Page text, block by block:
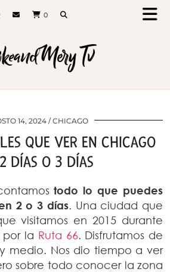
0
Tv
14, 2024 CHICAGO
QUE VER EN CHICAGO
DÍAS O 3 DÍAS
todo lo que puedes
2 o 3 días. Una ciudad que
visitamos en 2015 durante
por la Ruta 66. Disfrutamos de
medio. Nos dio tiempo a ver
sobre todo conocer la zona